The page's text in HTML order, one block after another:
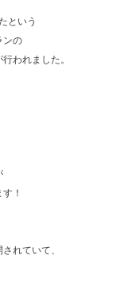
という
ンの
われました。
！
れていて、